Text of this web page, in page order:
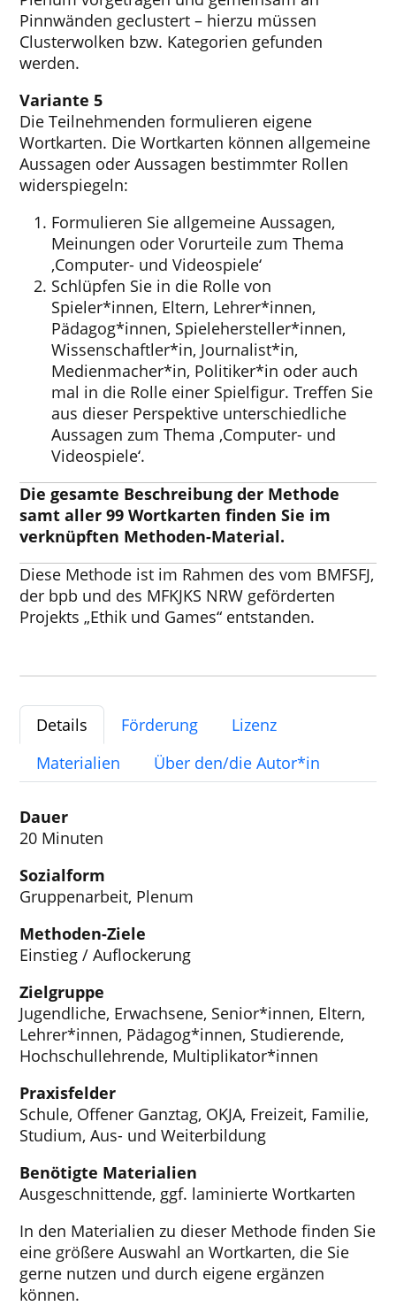
Pinnwänden geclustert – hierzu müssen
Clusterwolken bzw. Kategorien gefunden
werden.
Variante 5
Die Teilnehmenden formulieren eigene
Wortkarten. Die Wortkarten können allgemeine
Aussagen oder Aussagen bestimmter Rollen
widerspiegeln:
Formulieren Sie allgemeine Aussagen,
Meinungen oder Vorurteile zum Thema
‚Computer- und Videospiele‘
Schlüpfen Sie in die Rolle von
Spieler*innen, Eltern, Lehrer*innen,
Pädagog*innen, Spielehersteller*innen,
Wissenschaftler*in, Journalist*in,
Medienmacher*in, Politiker*in oder auch
mal in die Rolle einer Spielfigur. Treffen Sie
aus dieser Perspektive unterschiedliche
Aussagen zum Thema ‚Computer- und
Videospiele‘.
Die gesamte Beschreibung der Methode
samt aller 99 Wortkarten finden Sie im
verknüpften Methoden-Material.
Diese Methode ist im Rahmen des vom BMFSFJ,
der bpb und des MFKJKS NRW geförderten
Projekts „Ethik und Games“ entstanden.
Details Förderung
Lizenz
Materialien
Über den/die Autor*in
Dauer
20 Minuten
Sozialform
Gruppenarbeit, Plenum
Methoden-Ziele
Einstieg / Auflockerung
Zielgruppe
Jugendliche, Erwachsene, Senior*innen, Eltern,
Lehrer*innen, Pädagog*innen, Studierende,
Hochschullehrende, Multiplikator*innen
Praxisfelder
Schule, Offener Ganztag, OKJA, Freizeit, Familie,
Studium, Aus- und Weiterbildung
Benötigte Materialien
Ausgeschnittende, ggf. laminierte Wortkarten
In den Materialien zu dieser Methode finden Sie
eine größere Auswahl an Wortkarten, die Sie
gerne nutzen und durch eigene ergänzen
können.